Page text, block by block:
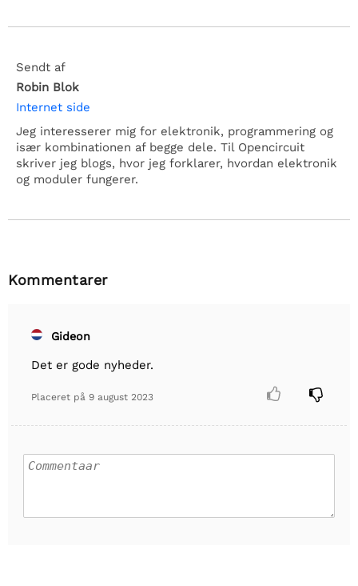
Sendt af
Robin Blok
Internet side
Jeg interesserer mig for elektronik, programmering og
især kombinationen af begge dele. Til Opencircuit
skriver jeg blogs, hvor jeg forklarer, hvordan elektronik
og moduler fungerer.
Kommentarer
Gideon
Det er gode nyheder.
Placeret på 9 august 2023  